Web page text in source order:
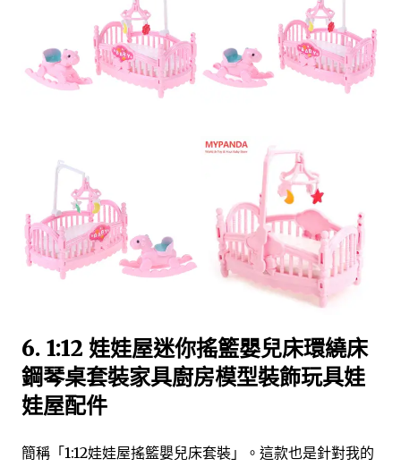
6. 1:12 娃娃屋迷你搖籃嬰兒床環繞床
鋼琴桌套裝家具廚房模型裝飾玩具娃
娃屋配件
簡稱「1:12娃娃屋搖籃嬰兒床套裝」。這款也是針對我的